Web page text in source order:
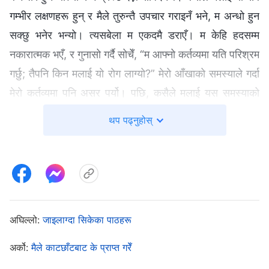
गम्भीर लक्षणहरू हुन् र मैले तुरुन्तै उपचार गराइनँ भने, म अन्धो हुन
सक्छु भनेर भन्यो। त्यसबेला म एकदमै डराएँ। म केहि हदसम्म
नकारात्मक भएँ, र गुनासो गर्दै सोचेँ, “म आफ्नो कर्तव्यमा यति परिश्रम
गर्छु; तैपनि किन मलाई यो रोग लाग्यो?” मेरो आँखाको समस्याले गर्दा
मेरो कर्तव्यमा पनि असर पर्यो। पछि, कसैले मलाई यस समस्याको
घरेलु उपचारबारे बतायो, र अन्ततः मेरो दृष्टिमा सुधार आउन थाल्यो।
तर भेलाहरूमा म आफ्नो राम्रो पक्षबारे मात्र कुरा गर्थेँ, म मेरो कर्तव्य
गरेको भए पनि, मैले मेरो कर्तव्य त्यागेको छैन भन्ने कुरालाई जोड
परमेश्‍वरबारे मेरा गलत बुझाइहरू र गुनासाहरूको विषयमा मैले एक
शब्द पनि बोलिनँ, मेरा कमजोरीहरू पनि छन् भन्ने ब्रदर-
थप पढ्नुहोस्
अघिल्लो:जाइलाग्दा सिकेका पाठहरू
अर्को:मैले काटछाँटबाट के प्राप्त गरेँ